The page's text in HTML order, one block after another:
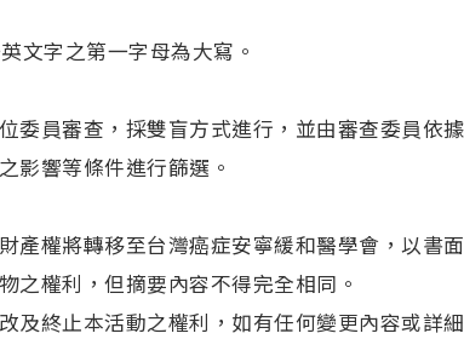
文字之第一字母為大寫。
委員審查，採雙盲方式進行，並由審查委員依
影響等條件進行篩選。
產權將轉移至台灣癌症安寧緩和醫學會，以書
之權利，但摘要內容不得完全相同。
及終止本活動之權利，如有任何變更內容或詳